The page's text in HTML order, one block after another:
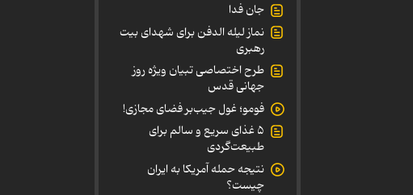
جان فدا
نماز لیله الدفن برای شهدای بیت
رهبری
طرح اختصاصی تبیان ویژه روز
جهانی قدس
فومو؛ غول جیب‌بر فضای مجازی!
۵ غذای سریع و سالم برای
طبیعت‌گردی
نتیجه حمله آمریکا به ایران
چیست؟